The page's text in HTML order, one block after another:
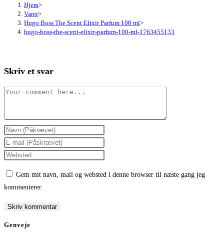
Hjem>
Varer>
Hugo Boss The Scent Elixir Parfum 100 ml>
hugo-boss-the-scent-elixir-parfum-100-ml-1763455133
Skriv et svar
Comment
Enter
your
name
comment
Enter
your
comment
Enter
(optional)
Gem mit navn, mail og websted i denne browser til næste gang jeg
kommenterer.
Genveje